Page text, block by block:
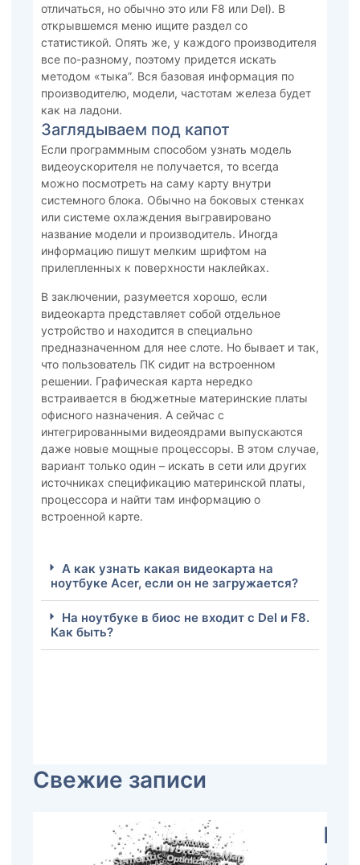
отличаться, но обычно это или F8 или Del). В
открывшемся меню ищите раздел со
статистикой. Опять же, у каждого производителя
все по-разному, поэтому придется искать
методом «тыка”. Вся базовая информация по
производителю, модели, частотам железа будет
как на ладони.
Заглядываем под капот
Если программным способом узнать модель
видеоускорителя не получается, то всегда
можно посмотреть на саму карту внутри
системного блока. Обычно на боковых стенках
или системе охлаждения выгравировано
название модели и производитель. Иногда
информацию пишут мелким шрифтом на
прилепленных к поверхности наклейках.
В заключении, разумеется хорошо, если
видеокарта представляет собой отдельное
устройство и находится в специально
предназначенном для нее слоте. Но бывает и так,
что пользователь ПК сидит на встроенном
решении. Графическая карта нередко
встраивается в бюджетные материнские платы
офисного назначения. А сейчас с
интегрированными видеоядрами выпускаются
даже новые мощные процессоры. В этом случае,
вариант только один – искать в сети или других
источниках спецификацию материнской платы,
процессора и найти там информацию о
встроенной карте.
А как узнать какая видеокарта на
ноутбуке Acer, если он не загружается?
На ноутбуке в биос не входит с Del и F8.
Как быть?
Свежие записи